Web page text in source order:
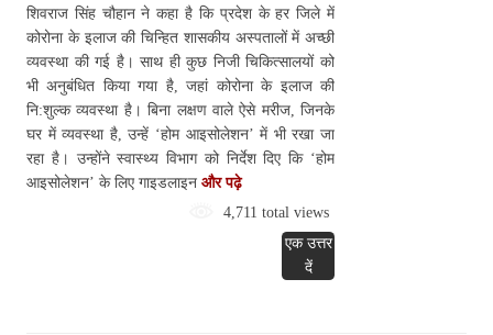
शिवराज सिंह चौहान ने कहा है कि प्रदेश के हर जिले में
कोरोना के इलाज की चिन्हित शासकीय अस्पतालों में अच्छी
व्यवस्था की गई है। साथ ही कुछ निजी चिकित्सालयों को
भी अनुबंधित किया गया है, जहां कोरोना के इलाज की
नि:शुल्क व्यवस्था है। बिना लक्षण वाले ऐसे मरीज, जिनके
घर में व्यवस्था है, उन्हें ‘होम आइसोलेशन’ में भी रखा जा
रहा है। उन्होंने स्वास्थ्य विभाग को निर्देश दिए कि ‘होम
आइसोलेशन’ के लिए गाइडलाइन और पढ़े
4,711 total views
एक उत्तर
दें